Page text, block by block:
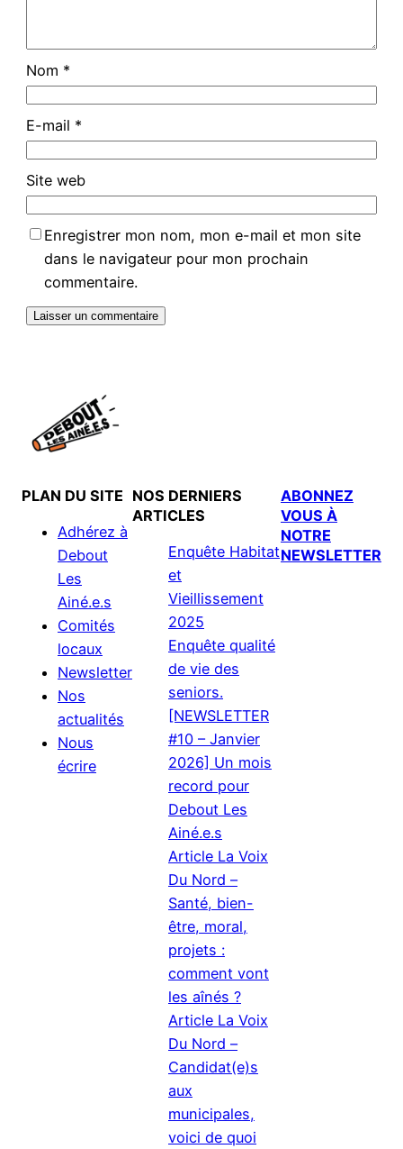
Nom *
E-mail *
Site web
Enregistrer mon nom, mon e-mail et mon site
dans le navigateur pour mon prochain
commentaire.
PLAN DU SITE
Adhérez à
Debout
Les
Ainé.e.s
Comités
locaux
Newsletter
Nos
actualités
Nous
écrire
NOS DERNIERS
ARTICLES
Enquête Habitat
et
Vieillissement
2025
Enquête qualité
de vie des
seniors.
[NEWSLETTER
#10 – Janvier
2026] Un mois
record pour
Debout Les
Ainé.e.s
Article La Voix
Du Nord –
Santé, bien-
être, moral,
projets :
comment vont
les aînés ?
Article La Voix
Du Nord –
Candidat(e)s
aux
municipales,
voici de quoi
ABONNEZ
VOUS À
NOTRE
NEWSLETTER